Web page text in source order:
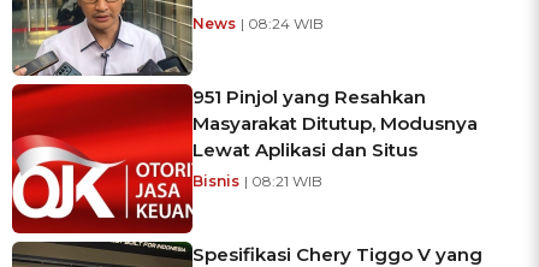
News | 08:24 WIB
951 Pinjol yang Resahkan
Masyarakat Ditutup, Modusnya
Lewat Aplikasi dan Situs
Bisnis | 08:21 WIB
Spesifikasi Chery Tiggo V yang